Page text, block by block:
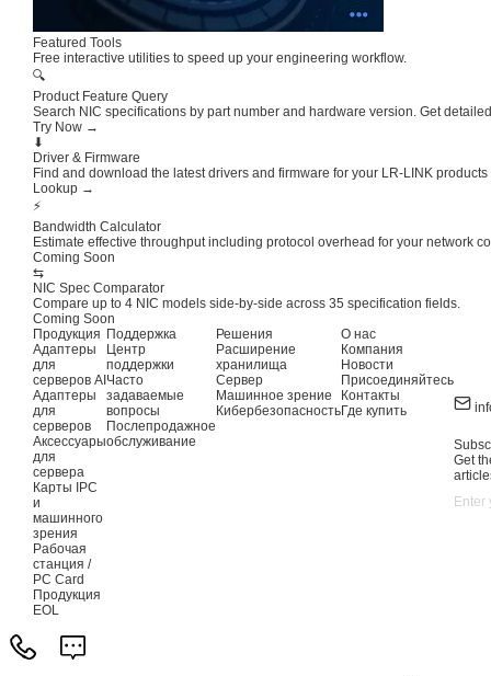
Featured Tools
Free interactive utilities to speed up your engineering workflow.
🔍
Product Feature Query
Search NIC specifications by part number and hardware version. Get
Try Now →
⬇
Driver & Firmware
Find and download the latest drivers and firmware for your LR-LINK
Lookup →
⚡
Bandwidth Calculator
Estimate effective throughput including protocol overhead for your network
Coming Soon
⇆
NIC Spec Comparator
Compare up to 4 NIC models side-by-side across 35 specification fields.
Coming Soon
Продукция
Адаптеры
для
серверов AI
Адаптеры
для
серверов
Аксессуары
для
сервера
Карты IPC
и
машинного
зрения
Рабочая
станция /
PC Card
Продукция
EOL
Поддержка
Центр
поддержки
Часто
задаваемые
вопросы
Послепродажное
обслуживание
Решения
Расширение
хранилища
Сервер
Машинное зрение
Кибербезопасность
О нас
Компания
Новости
Присоединяйтесь
Контакты
Где купить
Get